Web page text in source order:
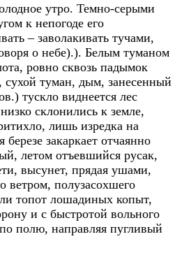
утро. Темно-серыми
к непогоде его
– заволакивать тучами,
о небе).). Белым туманом
ровно сквозь падымок
туман, дым, занесенный
тускло виднеется лес
склонились к земле,
лишь изредка на
закаркает отчаянно
летом отъевшийся русак,
высунет, прядая ушами,
ветром, полузасохшего
топот лошадиных копыт,
и с быстротой вольного
полю, направляя пугливый